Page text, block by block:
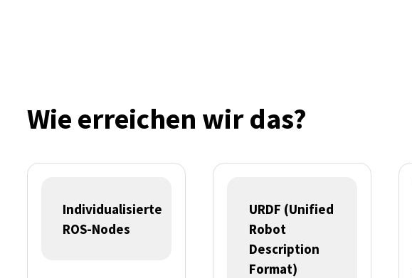
Wie erreichen wir das?
Individualisierte
ROS-Nodes
URDF (Unified
Robot
Description
Format)